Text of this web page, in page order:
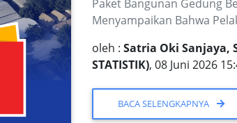
Paket Bangunan Gedung
Menyampaikan Bahwa
oleh :Satria Oki Sanjaya,
STATISTIK), 08 Juni 2026
BACA SELENGKAPNYA